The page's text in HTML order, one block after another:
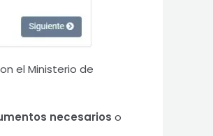
el Ministerio de
necesarios o